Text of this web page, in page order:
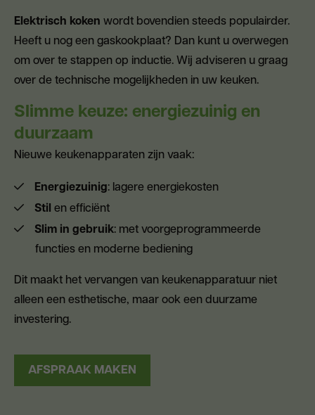
Elektrisch koken wordt bovendien steeds populairder.
Heeft u nog een gaskookplaat? Dan kunt u overwegen
om over te stappen op inductie. Wij adviseren u graag
over de technische mogelijkheden in uw keuken.
Slimme keuze: energiezuinig en
duurzaam
Nieuwe keukenapparaten zijn vaak:
Energiezuinig: lagere energiekosten
Stil en efficiënt
Slim in gebruik: met voorgeprogrammeerde
functies en moderne bediening
Dit maakt het vervangen van keukenapparatuur niet
alleen een esthetische, maar ook een duurzame
investering.
AFSPRAAK MAKEN